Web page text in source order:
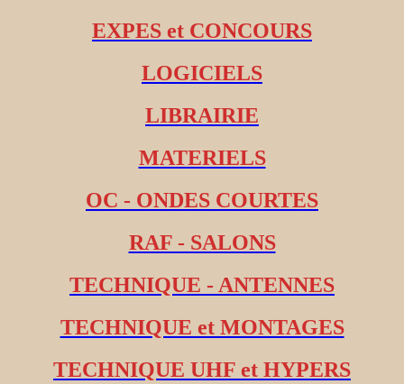
EXPES et CONCOURS
LOGICIELS
LIBRAIRIE
MATERIELS
OC - ONDES COURTES
RAF - SALONS
TECHNIQUE - ANTENNES
TECHNIQUE et MONTAGES
TECHNIQUE UHF et HYPERS